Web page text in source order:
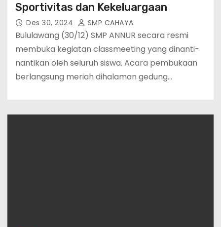
Sportivitas dan Kekeluargaan
Des 30, 2024 SMP CAHAYA
Bululawang (30/12) SMP ANNUR secara resmi
membuka kegiatan classmeeting yang dinanti-
nantikan oleh seluruh siswa. Acara pembukaan
berlangsung meriah dihalaman gedung…